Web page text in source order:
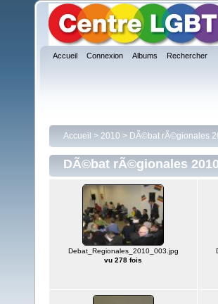
Accueil Connexion Albums Rechercher
Accueil > 2010 > DÃ©bat rÃ©gionales
DÃ©bat rÃ©gionales 2010
Debat_Regionales_2010_003.jpg
vu 278 fois